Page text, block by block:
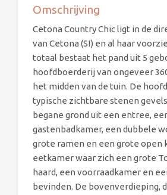
Omschrijving
Cetona Country Chic ligt in de
van Cetona (SI) en al haar
totaal bestaat het pand uit 5
hoofdboerderij van ongeveer
het midden van de tuin. De
typische zichtbare stenen
begane grond uit een entree,
gastenbadkamer, een dubbele
grote ramen en een grote open
eetkamer waar zich een grote
haard, een voorraadkamer en
bevinden. De bovenverdieping,